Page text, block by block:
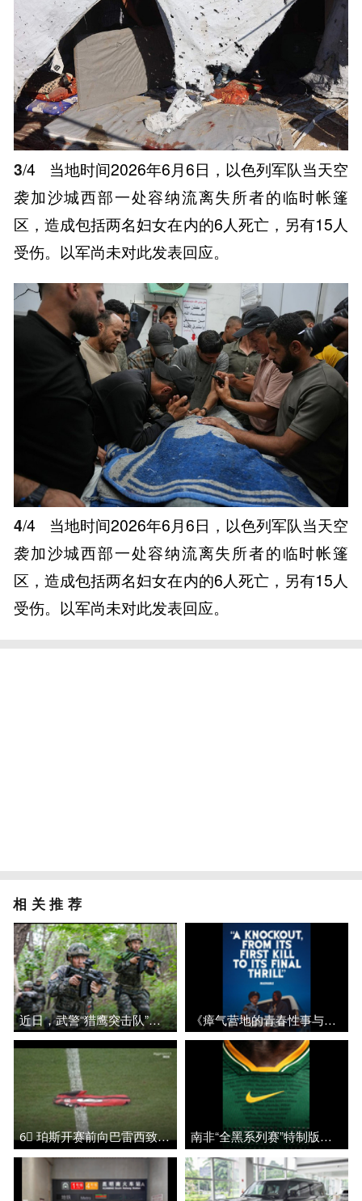
3/4
当地时间2026年6月6日，以色列军队当天空
袭加沙城西部一处容纳流离失所者的临时帐篷
区，造成包括两名妇女在内的6人死亡，另有15人
受伤。以军尚未对此发表回应。
4/4
当地时间2026年6月6日，以色列军队当天空
袭加沙城西部一处容纳流离失所者的临时帐篷
区，造成包括两名妇女在内的6人死亡，另有15人
受伤。以军尚未对此发表回应。
相关推荐
近日，武警“猎鹰突击队”某特战小队开展反恐突击演练 《瘴气营地的青春性事与死亡》发布了一组最新剧照，影片将于本周五在北美上映
6⃣ 珀斯开赛前向巴雷西致敬的温馨时刻 南非“全黑系列赛”特制版队服亮相